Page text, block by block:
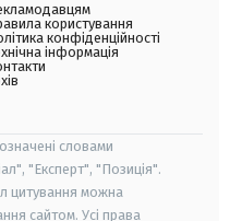
користування
конфіденційності
інформація
словами
"Експерт", "Позиція".
цитування можна
сайтом. Усі права